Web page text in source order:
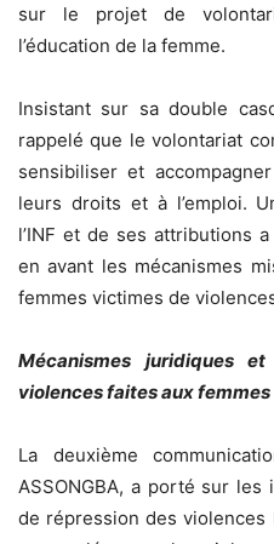
sur le projet de
l’éducation de la femme.
Insistant sur sa double
rappelé que le volontariat
sensibiliser et
leurs droits et à l’emploi.
l’INF et de ses attributions
en avant les mécanismes
femmes victimes de
Mécanismes juridiques
violences faites aux femmes
La deuxième
ASSONGBA, a porté sur
de répression des violences